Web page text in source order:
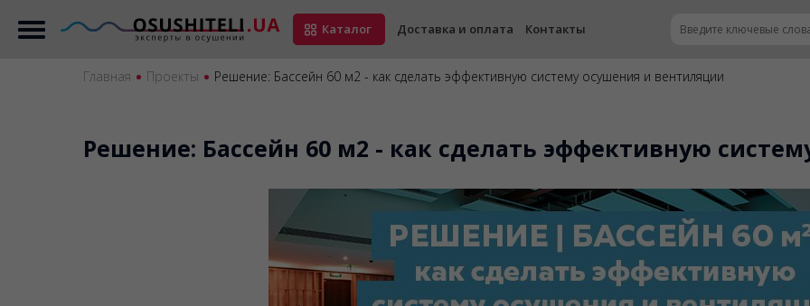
Каталог Доставка и оплата Контакты
Главная Проекты Решение: Бассейн 60 м2 - как сделать эффективную систему осушения и вентиляции
Решение: Бассейн 60 м2 - как сделать эффективную